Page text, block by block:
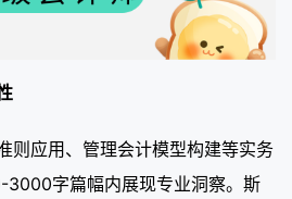
则应用、管理会计模型构建等实务
3000字篇幅内展现专业洞察。斯